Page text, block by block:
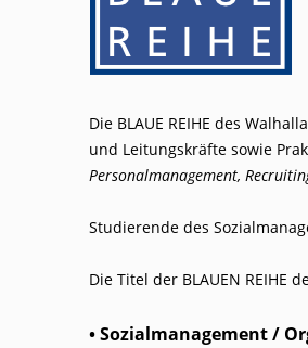
Die BLAUE REIHE des
und Leitungskräfte sowie
Personalmanagement,
Studierende des
Die Titel der BLAUEN REIHE
• Sozialmanagement /